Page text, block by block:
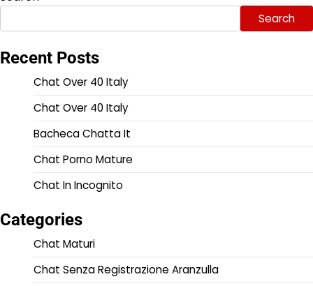
Search
Recent Posts
Chat Over 40 Italy
Chat Over 40 Italy
Bacheca Chatta It
Chat Porno Mature
Chat In Incognito
Categories
Chat Maturi
Chat Senza Registrazione Aranzulla